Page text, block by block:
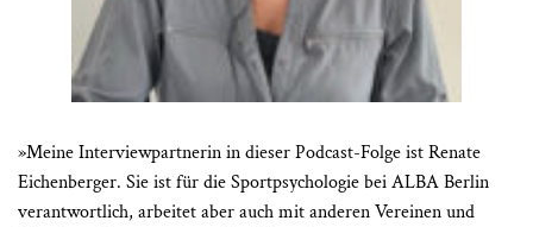
»Meine Interviewpartnerin in dieser Podcast-Folge ist Renate
Eichenberger. Sie ist für die Sportpsychologie bei ALBA Berlin
verantwortlich, arbeitet aber auch mit anderen Vereinen und